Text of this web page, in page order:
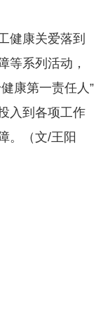
健康关爱落到
等系列活动，
康第一责任人”
入到各项工作
。（文/王阳